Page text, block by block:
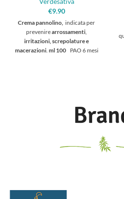
€9.90
Crema pannolino, indicata per
prevenirearrossamenti,
irritazioni, screpolature e
macerazioni. ml 100 PAO 6 mesi
particolarmente attiva nel
trattamento delle pelli irritate ed